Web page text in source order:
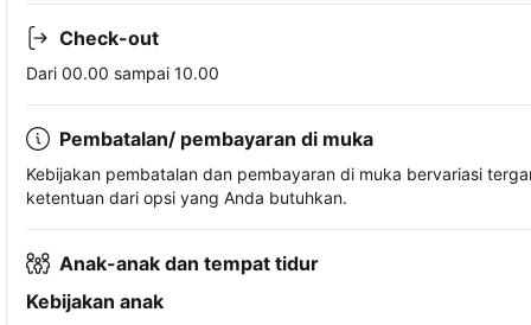
Check-out
Dari 00.00 sampai 10.00
Pembatalan/ pembayaran di muka
Kebijakan pembatalan dan pembayaran di muka bervariasi
ketentuan dari opsi yang Anda butuhkan.
Anak-anak dan tempat tidur
Kebijakan anak